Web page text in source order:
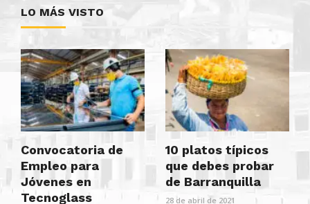
LO MÁS VISTO
Convocatoria de
Empleo para
Jóvenes en
Tecnoglass
10 platos típicos
que debes probar
de Barranquilla
28 de abril de 2021